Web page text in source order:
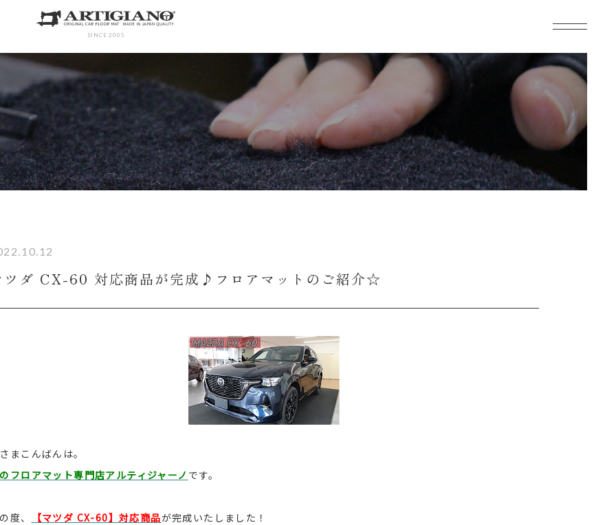
SINCE 2005
ツダ CX-60 対応商品が完成♪フロアマットのご紹介☆
まこんばんは。
フロアマット専門店アルティジャーノ です。
度、 【マツダ CX-60】対応商品が完成いたしました！